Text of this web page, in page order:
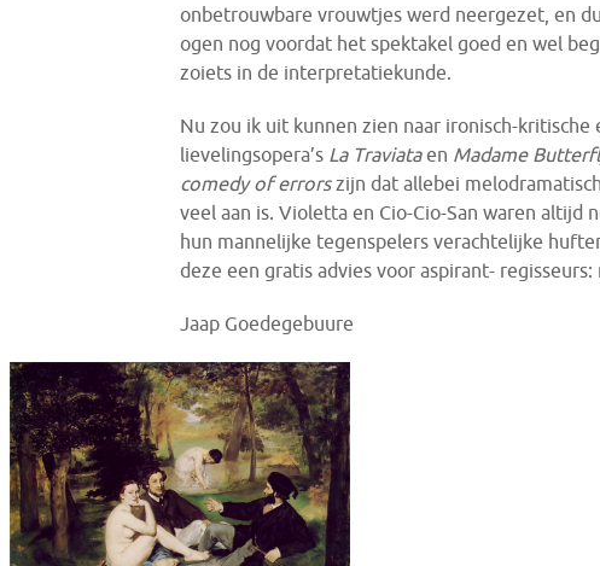
onbetrouwbare vrouwtjes werd neergezet, en
ogen nog voordat het spektakel goed en wel
zoiets in de interpretatiekunde.
Nu zou ik uit kunnen zien naar ironisch-kritische
lievelingsopera’s La Traviataen Madame
comedy of errorszijn dat allebei
veel aan is. Violetta en Cio-Cio-San waren altijd
hun mannelijke tegenspelers verachtelijke
deze een gratis advies voor aspirant-
Jaap Goedegebuure